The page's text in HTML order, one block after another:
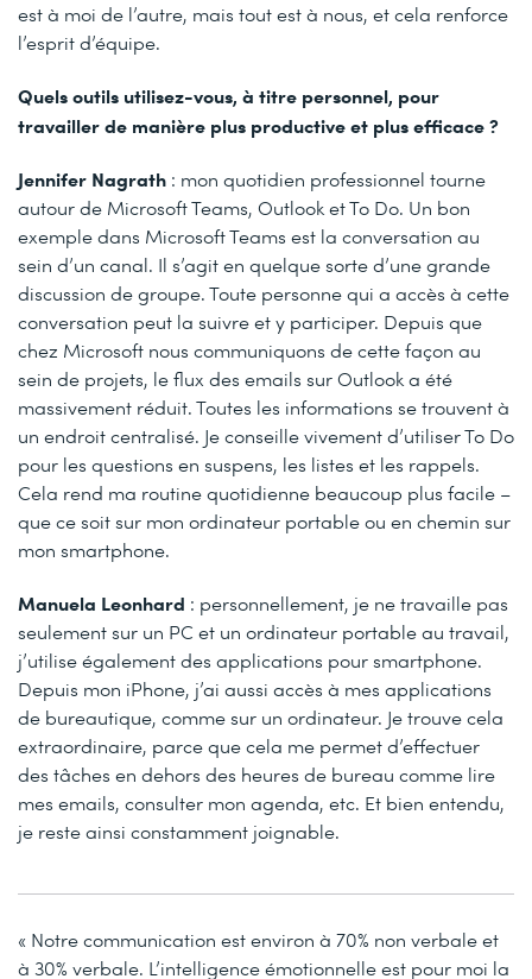
est à moi de l’autre, mais tout est à nous, et cela renforce
l’esprit d’équipe.
Quels outils utilisez-vous, à titre personnel, pour
travailler de manière plus productive et plus efficace ?
Jennifer Nagrath : mon quotidien professionnel tourne
autour de Microsoft Teams, Outlook et To Do. Un bon
exemple dans Microsoft Teams est la conversation au
sein d’un canal. Il s’agit en quelque sorte d’une grande
discussion de groupe. Toute personne qui a accès à cette
conversation peut la suivre et y participer. Depuis que
chez Microsoft nous communiquons de cette façon au
sein de projets, le flux des emails sur Outlook a été
massivement réduit. Toutes les informations se trouvent à
un endroit centralisé. Je conseille vivement d’utiliser To Do
pour les questions en suspens, les listes et les rappels.
Cela rend ma routine quotidienne beaucoup plus facile –
que ce soit sur mon ordinateur portable ou en chemin sur
mon smartphone.
Manuela Leonhard : personnellement, je ne travaille pas
seulement sur un PC et un ordinateur portable au travail,
j’utilise également des applications pour smartphone.
Depuis mon iPhone, j’ai aussi accès à mes applications
de bureautique, comme sur un ordinateur. Je trouve cela
extraordinaire, parce que cela me permet d’effectuer
des tâches en dehors des heures de bureau comme lire
mes emails, consulter mon agenda, etc. Et bien entendu,
je reste ainsi constamment joignable.
« Notre communication est environ à 70% non verbale et
à 30% verbale. L’intelligence émotionnelle est pour moi la